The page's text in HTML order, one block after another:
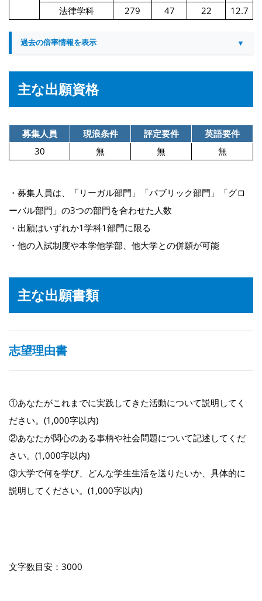
法律学科
279 47 22 12.7
過去の倍率情報を表示
主な出願資格
募集人員 現浪条件 評定要件
英語要件
30
無 無 無
・募集人員は、「リーガル部門」「パブリック部門」「グロ
ーバル部門」の3つの部門を合わせた人数
・出願はいずれか1学科1部門に限る
・他の入試制度や本学他学部、他大学との併願が可能
主な出願書類
志望理由書
①あなたがこれまでに実践してきた活動について説明してく
ださい。(1,000字以内)
②あなたが関心のある事柄や社会問題について記述してくだ
さい。(1,000字以内)
③大学で何を学び、どんな学生生活を送りたいか、具体的に
説明してください。(1,000字以内)
文字数目安：3000